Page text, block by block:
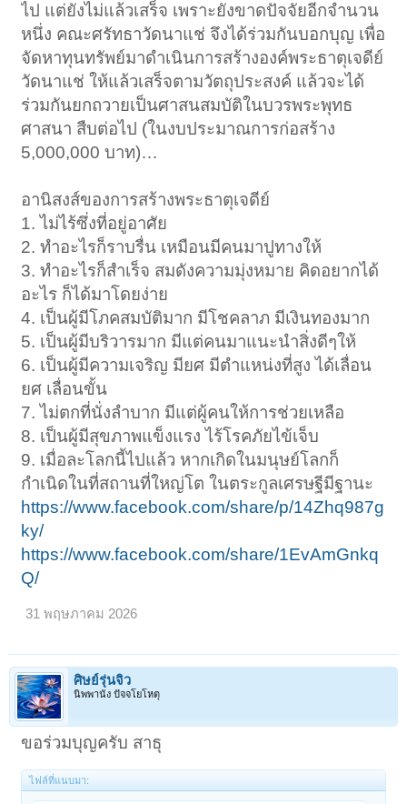
ไป แต่ยังไม่แล้วเสร็จ เพราะยังขาดปัจจัยอีกจำนวน
หนึ่ง คณะศรัทธาวัดนาแช่ จึงได้ร่วมกันบอกบุญ เพื่อ
จัดหาทุนทรัพย์มาดำเนินการสร้างองค์พระธาตุเจดีย์
วัดนาแช่ ให้แล้วเสร็จตามวัตถุประสงค์ แล้วจะได้
ร่วมกันยกถวายเป็นศาสนสมบัติในบวรพระพุทธ
ศาสนา สืบต่อไป (ในงบประมาณการก่อสร้าง
5,000,000 บาท)…
อานิสงส์ของการสร้างพระธาตุเจดีย์
1. ไม่ไร้ซึ่งที่อยู่อาศัย
2. ทำอะไรก็ราบรื่น เหมือนมีคนมาปูทางให้
3. ทำอะไรก็สำเร็จ สมดังความมุ่งหมาย คิดอยากได้
อะไร ก็ได้มาโดยง่าย
4. เป็นผู้มีโภคสมบัติมาก มีโชคลาภ มีเงินทองมาก
5. เป็นผู้มีบริวารมาก มีแต่คนมาแนะนำสิ่งดีๆให้
6. เป็นผู้มีความเจริญ มียศ มีตำแหน่งที่สูง ได้เลื่อน
ยศ เลื่อนขั้น
7. ไม่ตกที่นั่งลำบาก มีแต่ผู้คนให้การช่วยเหลือ
8. เป็นผู้มีสุขภาพแข็งแรง ไร้โรคภัยไข้เจ็บ
9. เมื่อละโลกนี้ไปแล้ว หากเกิดในมนุษย์โลกก็
กำเนิดในที่สถานที่ใหญ่โต ในตระกูลเศรษฐีมีฐานะ
https://www.facebook.com/share/p/14Zhq987g
ky/
https://www.facebook.com/share/1EvAmGnkq
Q/
31 พฤษภาคม 2026
ศิษย์รุ่นจิ๋ว
นิพพานัง ปัจจโยโหตุ
ขอร่วมบุญครับ สาธุ
ไฟล์ที่แนบมา: